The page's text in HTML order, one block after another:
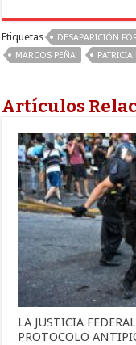
Etiquetas
DESAPARICIÓN
MARCOS PEÑA
Artículos
LA JUSTICIA
PROTOCOLO